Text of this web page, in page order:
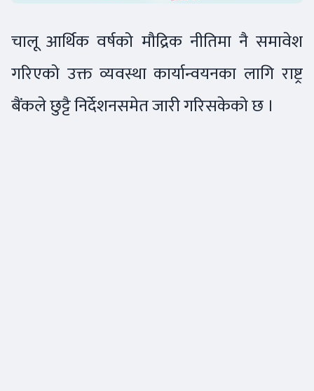
चालू आर्थिक वर्षको मौद्रिक नीतिमा नै समावेश
गरिएको उक्त व्यवस्था कार्यान्वयनका लागि राष्ट्र
बैंकले छुट्टै निर्देशनसमेत जारी गरिसकेको छ ।